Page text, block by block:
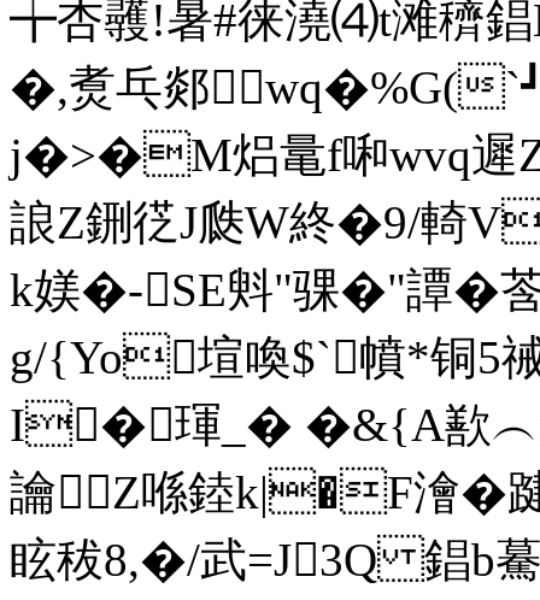
╈杏彠!暑#徕澆⑷t滩穧
�,煑乓郯
j�>�M焒鼌f啝wvq
誏Z鉶徔J瓞W終�9/輢
k媄�-SE斞"骒�"譚�
g/{Yo塇喚$`幩*铜
I�琿_� �&{A歚
讑Z喺錴k|�F澮�
眩秡8,�/武=J3Q 錩b